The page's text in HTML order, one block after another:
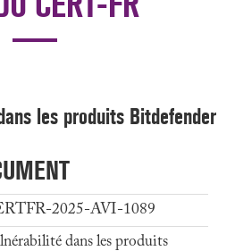
les produits Bitdefender
2025-AVI-1089
dans les produits